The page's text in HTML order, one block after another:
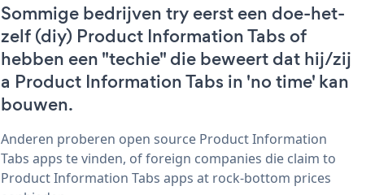
Sommige bedrijven try eerst een doe-het-
zelf (diy) Product Information Tabs of
hebben een "techie" die beweert dat hij/zij
a Product Information Tabs in 'no time' kan
bouwen.
Anderen proberen open source Product Information
Tabs apps te vinden, of foreign companies die claim to
Product Information Tabs apps at rock-bottom prices